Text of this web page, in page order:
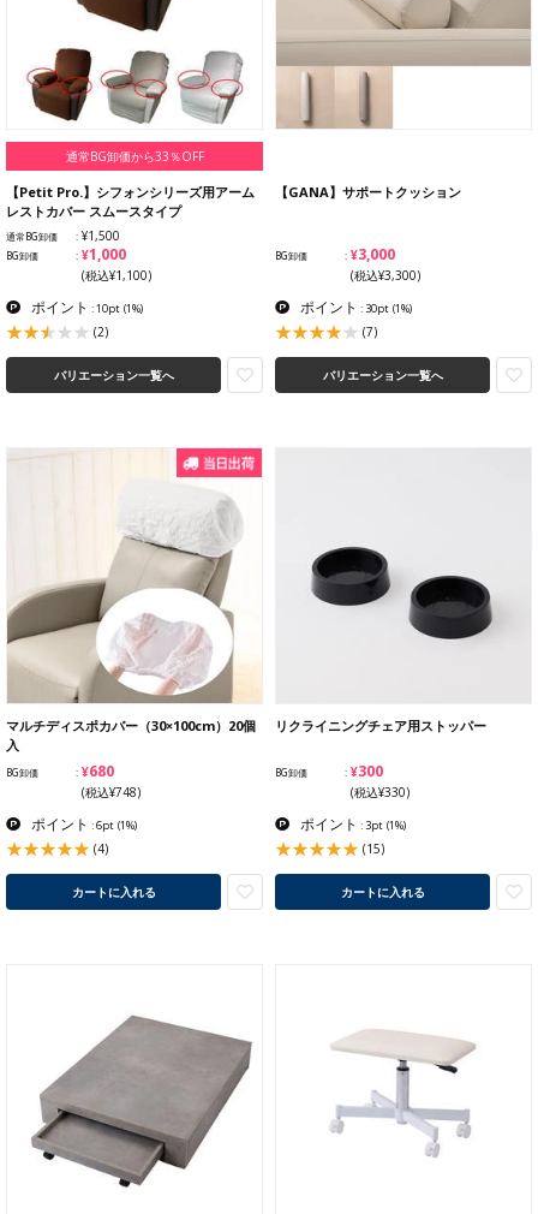
通常BG卸価から33％OFF
【Petit Pro.】シフォンシリーズ用アーム
レストカバー スムースタイプ
通常BG卸価 ¥1,500
BG卸価 ¥1,000
(税込¥1,100)
ポイント : 10pt (1%)
(2)
バリエーション一覧へ
【GANA】サポートクッション
BG卸価 ¥3,000
(税込¥3,300)
ポイント : 30pt (1%)
(7)
バリエーション一覧へ
マルチディスポカバー（30×100cm）20個
入
BG卸価 ¥680
(税込¥748)
ポイント : 6pt (1%)
(4)
カートに入れる
リクライニングチェア用ストッパー
BG卸価 ¥300
(税込¥330)
ポイント : 3pt (1%)
(15)
カートに入れる